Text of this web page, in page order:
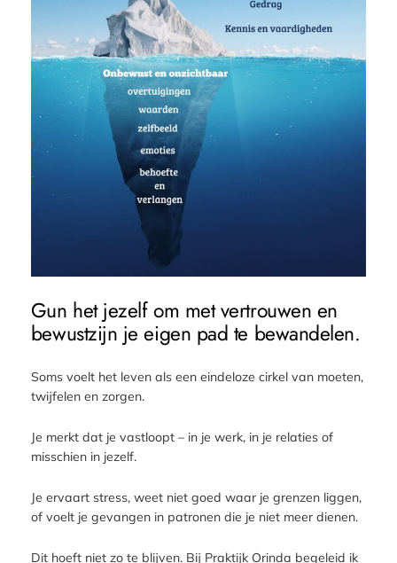
Gun het jezelf om met vertrouwen en
bewustzijn je eigen pad te bewandelen.
Soms voelt het leven als een eindeloze cirkel van moeten,
twijfelen en zorgen.
Je merkt dat je vastloopt – in je werk, in je relaties of
misschien in jezelf.
Je ervaart stress, weet niet goed waar je grenzen liggen,
of voelt je gevangen in patronen die je niet meer dienen.
Dit hoeft niet zo te blijven. Bij Praktijk Orinda begeleid ik